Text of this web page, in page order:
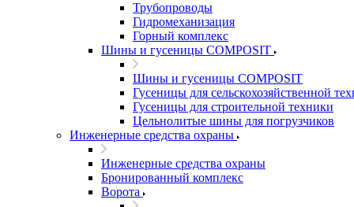
Трубопроводы
Гидромеханизация
Горный комплекс
Шины и гусеницы COMPOSIT
Шины и гусеницы COMPOSIT
Гусеницы для сельскохозяйственной
Гусеницы для строительной техники
Цельнолитые шины для погрузчиков
Инженерные средства охраны
Инженерные средства охраны
Бронированный комплекс
Ворота